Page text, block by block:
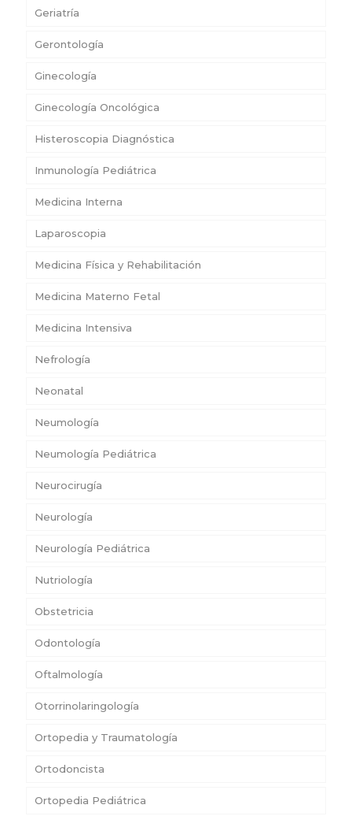
Geriatría
Gerontología
Ginecología
Ginecología Oncológica
Histeroscopia Diagnóstica
Inmunología Pediátrica
Medicina Interna
Laparoscopia
Medicina Física y Rehabilitación
Medicina Materno Fetal
Medicina Intensiva
Nefrología
Neonatal
Neumología
Neumología Pediátrica
Neurocirugía
Neurología
Neurología Pediátrica
Nutriología
Obstetricia
Odontología
Oftalmología
Otorrinolaringología
Ortopedia y Traumatología
Ortodoncista
Ortopedia Pediátrica